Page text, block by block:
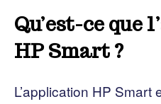
Qu’est-ce que
HP Smart ?
L’application HP Smart